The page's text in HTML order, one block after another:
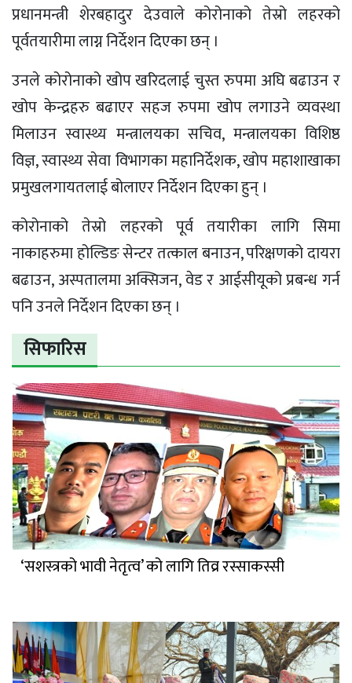
प्रधानमन्त्री शेरबहादुर देउवाले कोरोनाको तेस्रो लहरको
पूर्वतयारीमा लाग्न निर्देशन दिएका छन् ।
उनले‍ कोरोनाको खोप खरिदलाई चुस्त रुपमा अघि बढाउन र
खोप केन्द्रहरु बढाएर सहज रुपमा खोप लगाउने व्यवस्था
मिलाउन स्वास्थ्य मन्त्रालयका सचिव, मन्त्रालयका विशिष्ठ
विज्ञ, स्वास्थ्य सेवा विभागका महानिर्देशक, खोप महाशाखाका
प्रमुखलगायतलाई बोलाएर निर्देशन दिएका हुन् ।
कोरोनाको तेस्रो लहरको पूर्व तयारीका लागि सिमा
नाकाहरुमा होल्डिङ सेन्टर तत्काल बनाउन, परिक्षणको दायरा
बढाउन, अस्पतालमा अक्सिजन, वेड र आईसीयूको प्रबन्ध गर्न
पनि उनले‍ निर्देशन दिएका छन् ।
सिफारिस
‘सशस्त्रको भावी नेतृत्व’ को लागि तिव्र रस्साकस्सी